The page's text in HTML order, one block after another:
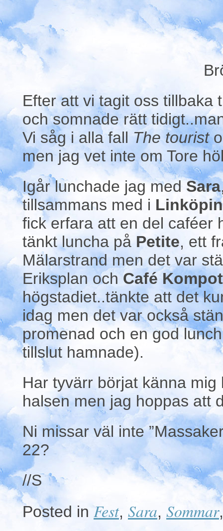
Efter att vi tagit oss tillbaka
och somnade rätt
Vi såg i alla fallThe tourist
men jag vet inte om Tore
Igår lunchade jag med Sara
tillsammans med i
fick erfara att en del caféer
tänkt luncha på Petite, ett
Mälarstrand men det var
Eriksplan och Café
högstadiet..tänkte att det
idag men det var också
promenad och en god
tillslut hamnade).
Har tyvärr börjat känna
halsen men jag hoppas att
Ni missar väl inte
22?
//S
Posted in Fest, Sara, Sommar